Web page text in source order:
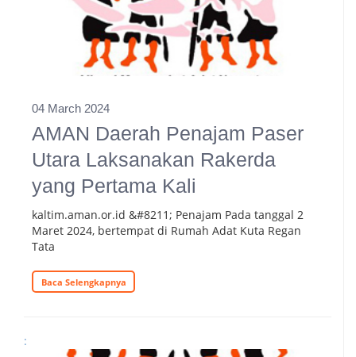
04 March 2024
AMAN Daerah Penajam Paser
Utara Laksanakan Rakerda
yang Pertama Kali
kaltim.aman.or.id &#8211; Penajam Pada tanggal 2
Maret 2024, bertempat di Rumah Adat Kuta Regan
Tata
Baca Selengkapnya
: